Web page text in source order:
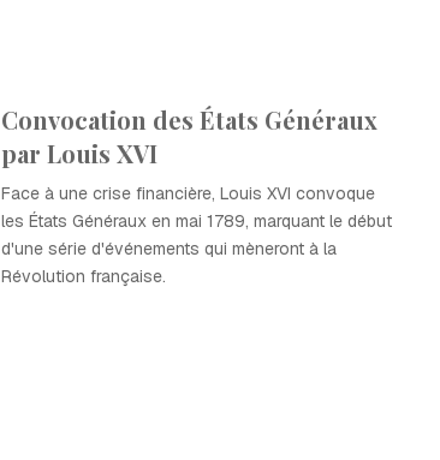
Convocation des États Généraux
par Louis XVI
Face à une crise financière, Louis XVI convoque
les États Généraux en mai 1789, marquant le début
d'une série d'événements qui mèneront à la
Révolution française.